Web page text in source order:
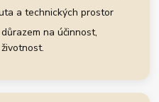
a technických prostor
na účinnost,